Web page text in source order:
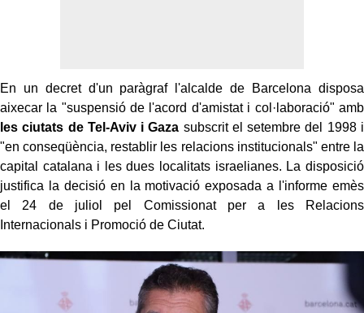
En un decret d'un paràgraf l'alcalde de Barcelona disposa
aixecar la "suspensió de l'acord d'amistat i col·laboració" amb
les ciutats de Tel-Aviv i Gaza subscrit el setembre del 1998 i
"en conseqüència, restablir les relacions institucionals" entre la
capital catalana i les dues localitats israelianes. La disposició
justifica la decisió en la motivació exposada a l'informe emès
el 24 de juliol pel Comissionat per a les Relacions
Internacionals i Promoció de Ciutat.